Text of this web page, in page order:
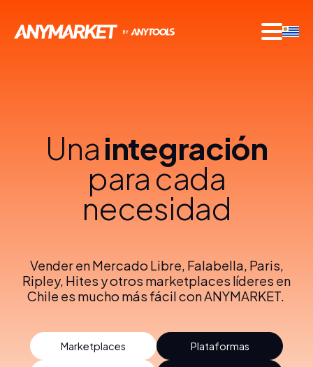
Unaintegración
para cada
necesidad
Vender en Mercado Libre, Falabella, Paris,
Ripley, Hites y otros marketplaces líderes en
Chile es mucho más fácil con ANYMARKET.
Marketplaces Plataformas